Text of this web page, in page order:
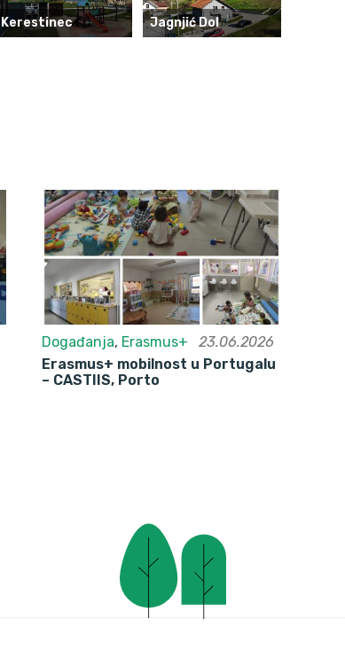
Kerestinec Jagnjić Dol
Događanja, Erasmus+
23.06.2026
Erasmus+ mobilnost u Portugalu
– CASTIIS, Porto